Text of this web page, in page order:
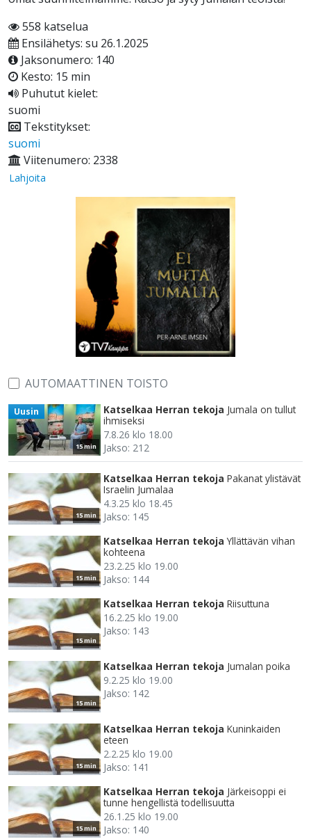
558 katselua
Ensilähetys: su 26.1.2025
Jaksonumero: 140
Kesto: 15 min
Puhutut kielet:
suomi
Tekstitykset:
suomi
Viitenumero: 2338
Lahjoita
AUTOMAATTINEN TOISTO
15 min
Uusin Katselkaa Herran tekoja Jumala on tullut
ihmiseksi
7.8.26 klo 18.00
Jakso: 212
15 min
Katselkaa Herran tekoja Pakanat ylistävät
Israelin Jumalaa
4.3.25 klo 18.45
Jakso: 145
15 min
Katselkaa Herran tekoja Yllättävän vihan
kohteena
23.2.25 klo 19.00
Jakso: 144
15 min
Katselkaa Herran tekoja Riisuttuna
16.2.25 klo 19.00
Jakso: 143
15 min
Katselkaa Herran tekoja Jumalan poika
9.2.25 klo 19.00
Jakso: 142
15 min
Katselkaa Herran tekoja Kuninkaiden
eteen
2.2.25 klo 19.00
Jakso: 141
15 min
Katselkaa Herran tekoja Järkeisoppi ei
tunne hengellistä todellisuutta
26.1.25 klo 19.00
Jakso: 140